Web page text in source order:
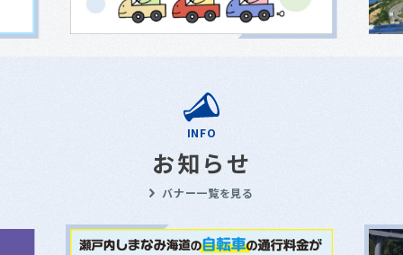
INFO
お知らせ
バナー一覧を見る